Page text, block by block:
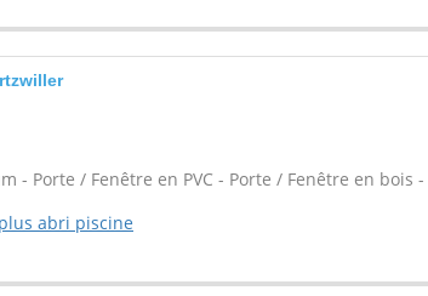
- Porte / Fenêtre en PVC - Porte / Fenêtre en bois -
abri piscine